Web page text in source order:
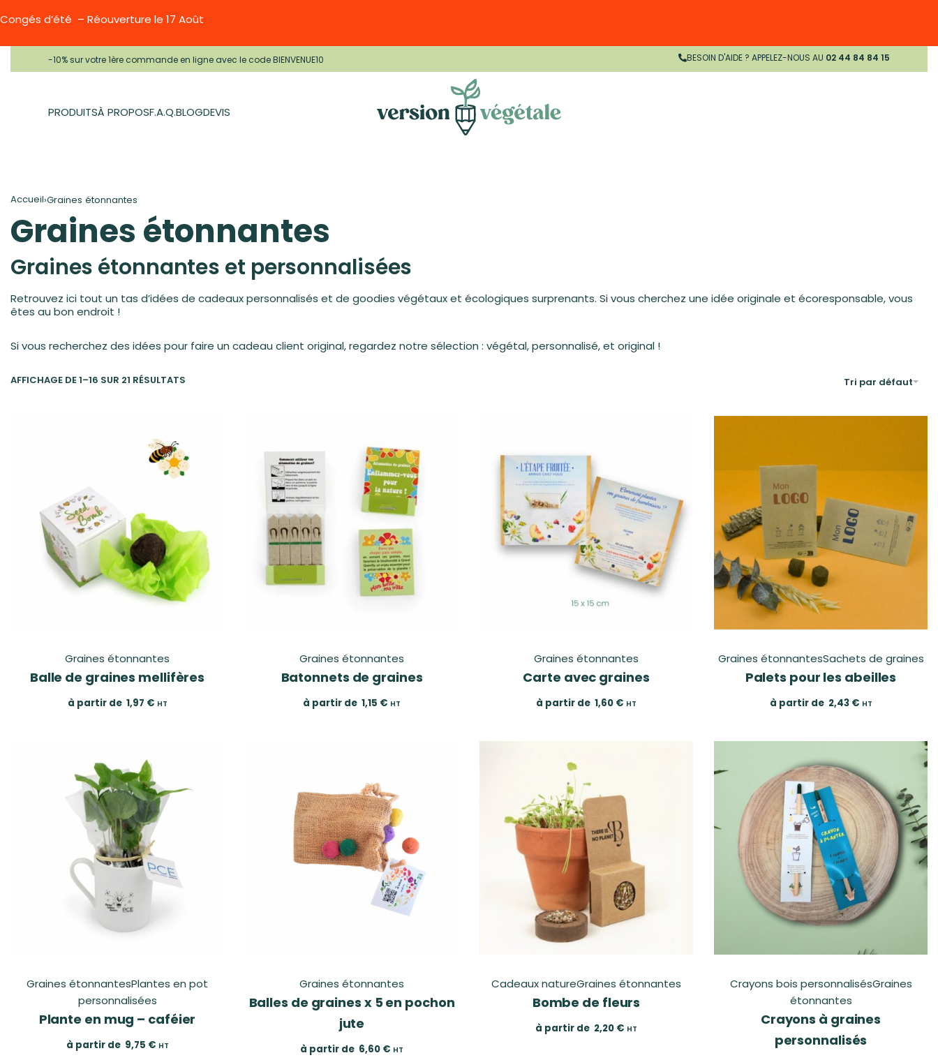
Congés d’été – Réouverture le 17 Août
-10% sur votre 1ère commande en ligne avec le code BIENVENUE10 BESOIN D'AIDE ? APPELEZ-NOUS AU 02 44 84 84 15
PRODUITSÀ PROPOSF.A.Q.BLOGDEVIS
Accueil›Graines étonnantes
Graines étonnantes
Graines étonnantes et personnalisées
Retrouvez ici tout un tas d’idées de cadeaux personnalisés et de goodies végétaux et écologiques surprenants. Si vous cherchez une idée originale et écoresponsable, vous
êtes au bon endroit !
Si vous recherchez des idées pour faire un cadeau client original, regardez notre sélection : végétal, personnalisé, et original !
AFFICHAGE DE 1–16 SUR 21 RÉSULTATS Tri par défaut
Graines étonnantes
Balle de graines mellifères
à partir de 1,97 € HT
Graines étonnantes
Batonnets de graines
à partir de 1,15 € HT
Graines étonnantes
Carte avec graines
à partir de 1,60 € HT
Graines étonnantesSachets de graines
Palets pour les abeilles
à partir de 2,43 € HT
Graines étonnantesPlantes en pot
personnalisées
Plante en mug – caféier
à partir de 9,75 € HT
Graines étonnantes
Balles de graines x 5 en pochon
jute
à partir de 6,60 € HT
Cadeaux natureGraines étonnantes
Bombe de fleurs
à partir de 2,20 € HT
Crayons bois personnalisésGraines
étonnantes
Crayons à graines
personnalisés